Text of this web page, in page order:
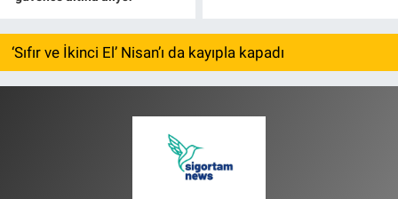
‘Sıfır ve İkinci El’ Nisan’ı da kayıpla kapadı